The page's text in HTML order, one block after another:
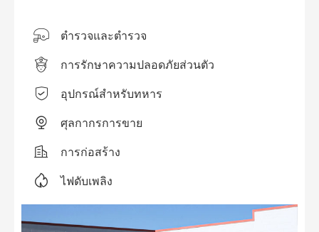
 ตำรวจและตำรวจ
 การรักษาความปลอดภัยส่วนตัว
 อุปกรณ์สำหรับทหาร
 ศุลกากรการขาย
 การก่อสร้าง
 ไฟดับเพลิง